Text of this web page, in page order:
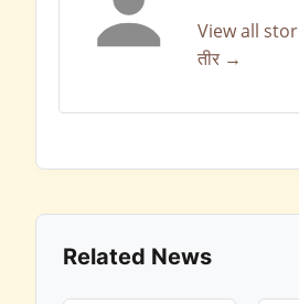
View all
तीर →
Related News